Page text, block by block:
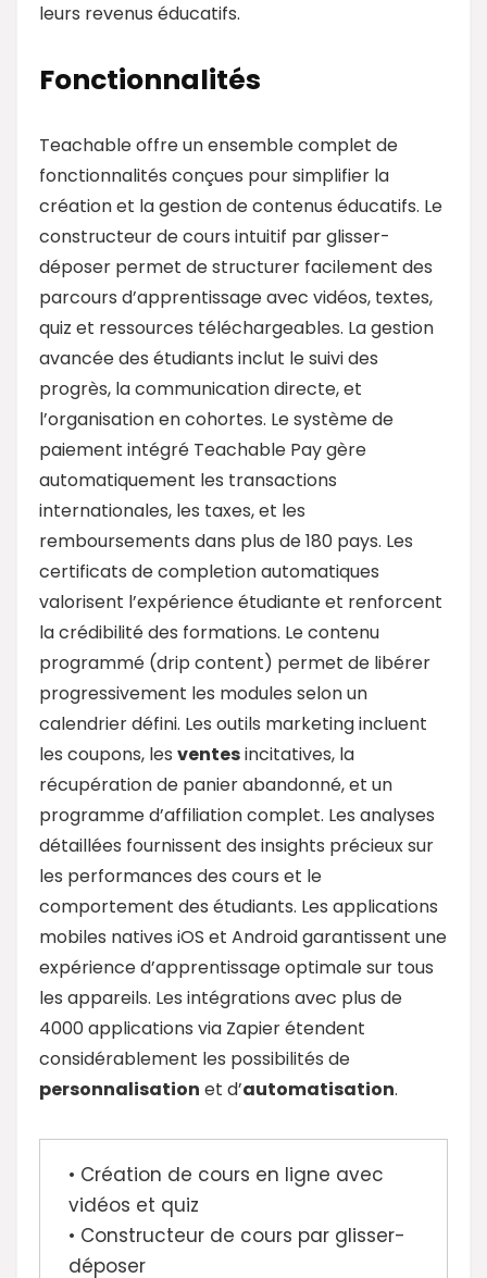
leurs revenus éducatifs.
Fonctionnalités
Teachable offre un ensemble complet de
fonctionnalités conçues pour simplifier la
création et la gestion de contenus éducatifs. Le
constructeur de cours intuitif par glisser-
déposer permet de structurer facilement des
parcours d’apprentissage avec vidéos, textes,
quiz et ressources téléchargeables. La gestion
avancée des étudiants inclut le suivi des
progrès, la communication directe, et
l’organisation en cohortes. Le système de
paiement intégré Teachable Pay gère
automatiquement les transactions
internationales, les taxes, et les
remboursements dans plus de 180 pays. Les
certificats de completion automatiques
valorisent l’expérience étudiante et renforcent
la crédibilité des formations. Le contenu
programmé (drip content) permet de libérer
progressivement les modules selon un
calendrier défini. Les outils marketing incluent
les coupons, les ventesincitatives, la
récupération de panier abandonné, et un
programme d’affiliation complet. Les analyses
détaillées fournissent des insights précieux sur
les performances des cours et le
comportement des étudiants. Les applications
mobiles natives iOS et Android garantissent une
expérience d’apprentissage optimale sur tous
les appareils. Les intégrations avec plus de
4000 applications via Zapier étendent
considérablement les possibilités de
personnalisation et d’automatisation.
• Création de cours en ligne avec
vidéos et quiz
• Constructeur de cours par glisser-
déposer